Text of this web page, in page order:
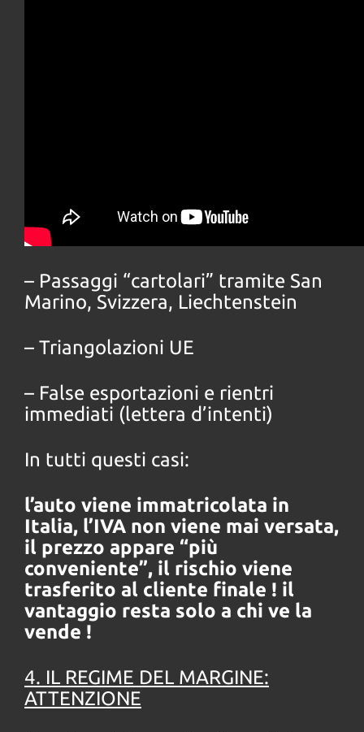
– Passaggi “cartolari” tramite San
Marino, Svizzera, Liechtenstein
– Triangolazioni UE
– False esportazioni e rientri
immediati (lettera d’intenti)
In tutti questi casi:
l’auto viene immatricolata in
Italia, l’IVA non viene mai versata,
il prezzo appare “più
conveniente”, il rischio viene
trasferito al cliente finale ! il
vantaggio resta solo a chi ve la
vende !
4. IL REGIME DEL MARGINE:
ATTENZIONE